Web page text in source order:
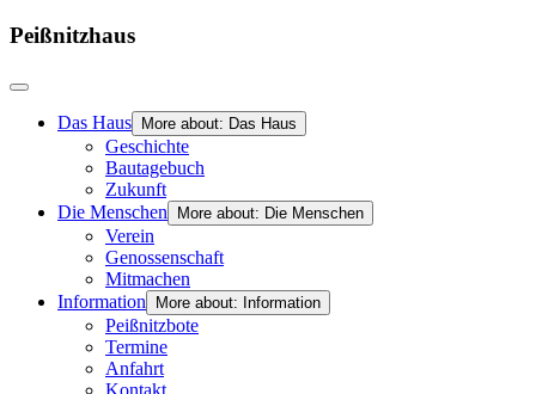
Peißnitzhaus
Das Haus More about: Das Haus
Geschichte
Bautagebuch
Zukunft
Die Menschen
More about: Die Menschen
Verein
Genossenschaft
Mitmachen
Information
More about: Information
Peißnitzbote
Termine
Anfahrt